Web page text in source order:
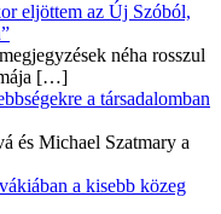
eljöttem az Új Szóból,
néha rosszul
[…]
a társadalomban
és Michael Szatmary a
a kisebb közeg